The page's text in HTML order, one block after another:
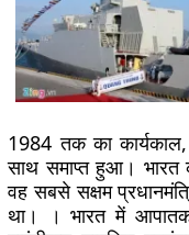
1984 तक का
साथ समाप्त हुआ। भारत
वह सबसे सक्षम
था। । भारत में